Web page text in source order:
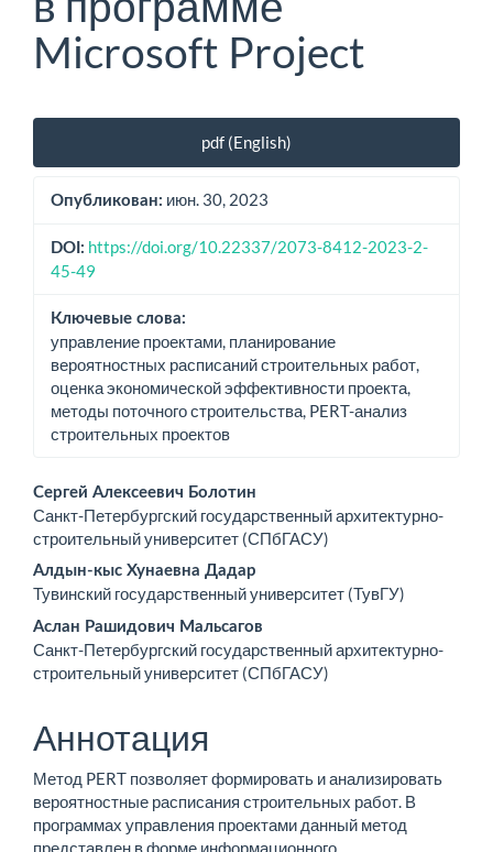
Microsoft Project
Боковая
панель
статьи
pdf (English)
Опубликован: июн. 30, 2023
DOI: https://doi.org/10.22337/2073-8412-2023-2-
45-49
Ключевые слова:
управление проектами, планирование
вероятностных расписаний строительных работ,
оценка экономической эффективности проекта,
методы поточного строительства, PERT-анализ
строительных проектов
Основное
содержимое
статьи
Сергей Алексеевич Болотин
Санкт-Петербургский государственный архитектурно-
строительный университет (СПбГАСУ)
Алдын-кыс Хунаевна Дадар
Тувинский государственный университет (ТувГУ)
Аслан Рашидович Мальсагов
Санкт-Петербургский государственный архитектурно-
строительный университет (СПбГАСУ)
Аннотация
Метод PERT позволяет формировать и анализировать
вероятностные расписания строительных работ. В
программах управления проектами данный метод
представлен в форме информационного